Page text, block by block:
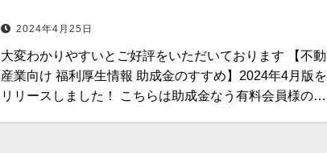
2024年4月25日
大変わかりやすいとご好評をいただいております 【不動
産業向け 福利厚生情報 助成金のすすめ】2024年4月版を
リリースしました！ こちらは助成金なう有料会員様の…